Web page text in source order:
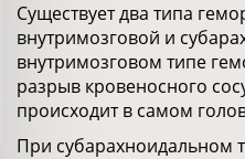
Существует два типа
внутримозговой и
внутримозговом типе
разрыв кровеносного
происходит в самом
При субарахноидальном